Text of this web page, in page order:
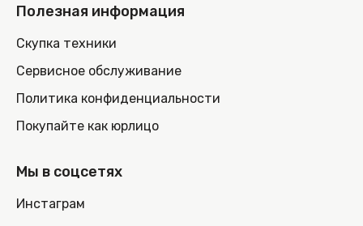
Полезная информация
Скупка техники
Сервисное обслуживание
Политика конфиденциальности
Покупайте как юрлицо
Мы в соцсетях
Инстаграм